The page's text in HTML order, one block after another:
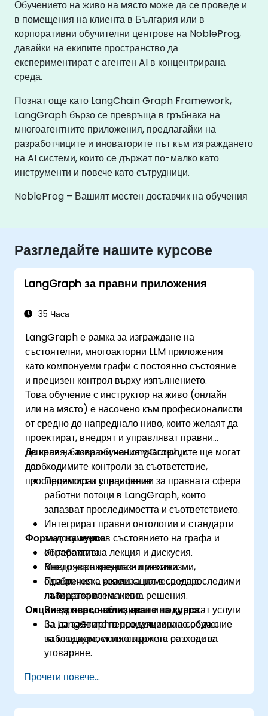
Обучението на живо на място може да се проведе и
в помещения на клиента в България или в
корпоративни обучителни центрове на NobleProg,
давайки на екипите пространство да
експериментират с агентен AI в концентрирана
среда.
Познат още като LangChain Graph Framework,
LangGraph бързо се превръща в гръбнака на
многоагентните приложения, предлагайки на
разработчиците и иноваторите път към изграждането
на AI системи, които се държат по-малко като
инструменти и повече като сътрудници.
NobleProg – Вашият местен доставчик на обучения
Разгледайте нашите курсове
LangGraph за правни приложения
35 Часа
LangGraph е рамка за изграждане на
състоятелни, многоакторни LLM приложения
като компонуеми графи с постоянно състояние
и прецизен контрол върху изпълнението.
Това обучение с инструктор на живо (онлайн
или на място) е насочено към професионалисти
от средно до напреднало ниво, които желаят да
проектират, внедрят и управляват правни
решения, базирани на LangGraph, с
необходимите контроли за съответствие,
проследимост и управление.
До края на това обучение участниците ще могат
да:
Проектират специфични за правната сфера
работни потоци в LangGraph, които
запазват проследимостта и съответствието.
Интегрират правни онтологии и стандарти
за документи в състоянието на графа и
обработката.
Внедряват предпазни механизми,
одобрения с човешка намеса и проследими
пътища за вземане на решения.
Внедряват, наблюдават и поддържат услуги
на LangGraph в продукционна среда с
наблюдаемост и контрол на разходите.
Формат на курса
Интерактивна лекция и дискусия.
Много упражнения и практика.
Практическа реализация в среда с
лаборатория на живо.
Опции за персонализиране на курса
За да заявите персонализирано обучение
за този курс, моля свържете се с нас за
уговаряне.
Прочети повече...